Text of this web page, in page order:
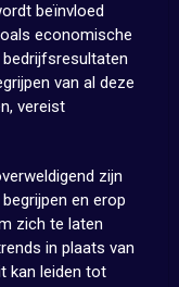
beïnvloed
economische
van al deze
vereist
zijn
en erop
zich te laten
in plaats van
kan leiden tot